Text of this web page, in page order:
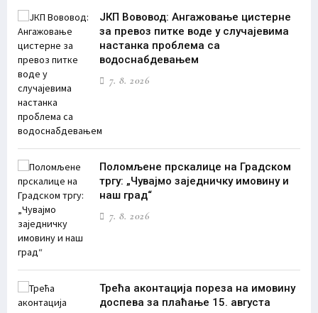
ЈКП Вововод: Ангажовање цистерне
за превоз питке воде у случајевима
настанка проблема са
водоснабдевањем
7. 8. 2026
Поломљене прскалице на Градском
тргу: „Чувајмо заједничку имовину и
наш град“
7. 8. 2026
Трећа аконтација пореза на имовину
доспева за плаћање 15. августа